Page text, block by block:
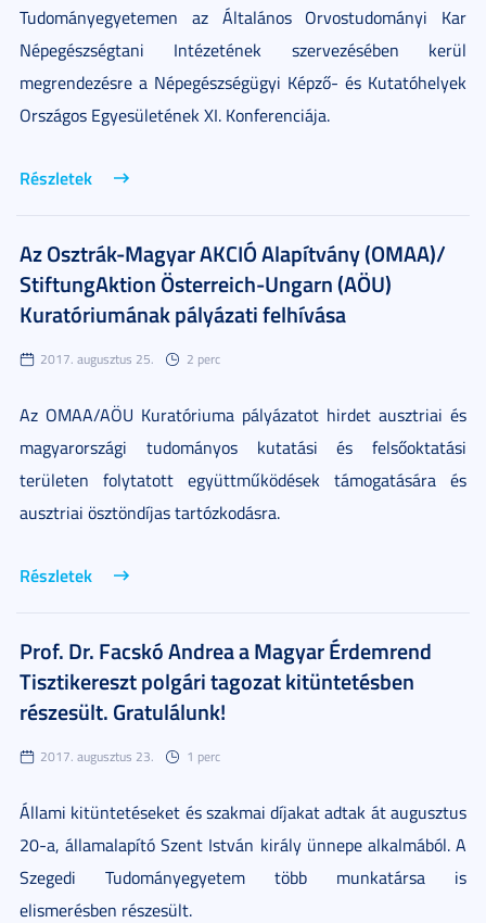
Tudományegyetemen az Általános Orvostudományi Kar
Népegészségtani Intézetének szervezésében kerül
megrendezésre a Népegészségügyi Képző- és Kutatóhelyek
Országos Egyesületének XI. Konferenciája.
Részletek
Az Osztrák-Magyar AKCIÓ Alapítvány (OMAA)/
StiftungAktion Österreich-Ungarn (AÖU)
Kuratóriumának pályázati felhívása
2017. augusztus 25. 2 perc
Az OMAA/AÖU Kuratóriuma pályázatot hirdet ausztriai és
magyarországi tudományos kutatási és felsőoktatási
területen folytatott együttműködések támogatására és
ausztriai ösztöndíjas tartózkodásra.
Részletek
Prof. Dr. Facskó Andrea a Magyar Érdemrend
Tisztikereszt polgári tagozat kitüntetésben
részesült. Gratulálunk!
2017. augusztus 23. 1 perc
Állami kitüntetéseket és szakmai díjakat adtak át augusztus
20-a, államalapító Szent István király ünnepe alkalmából. A
Szegedi Tudományegyetem több munkatársa is
elismerésben részesült.